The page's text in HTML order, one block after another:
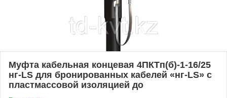
Муфта кабельная концевая 4ПКТп(б)-1-16/25
нг-LS для бронированных кабелей «нг-LS» с
пластмассовой изоляцией до